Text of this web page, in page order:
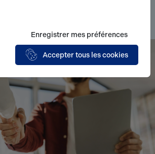
Enregistrer mes préférences
Accepter tous les cookies